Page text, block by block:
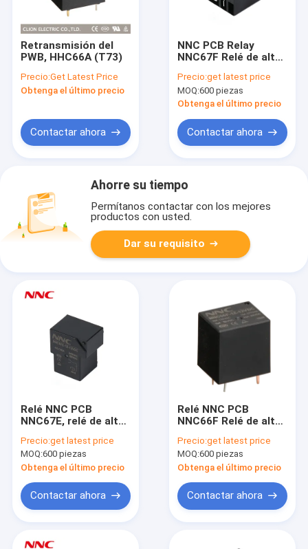
Retransmisión del
PWB, HHC66A (T73)
Precio:Get Latest Price
Obtenga el último precio
Contactar ahora
NNC PCB Relay
NNC67F Relé de alta
automóviles Carga
de cargadores
Energía solar
Precio:get latest price
MOQ:600 piezas
Obtenga el último precio
Contactar ahora
Ahorre su tiempo
Permítanos contactar con los mejores
productos con usted.
Dar su requisito
Relé NNC PCB
NNC67E, relé de alta
cargador de coche y
energía solar
Precio:get latest price
MOQ:600 piezas
Obtenga el último precio
Contactar ahora
Relé NNC PCB
NNC66F Relé de alto
de carga de coche
Energía solar
Precio:get latest price
MOQ:600 piezas
Obtenga el último precio
Contactar ahora